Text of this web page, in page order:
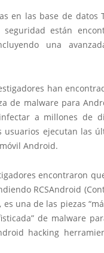
en las base de datos
seguridad están
una
han
de malware para
a millones de
usuarios ejecutan las
Android.
encontraron
RCSAndroid
es una de las piezas
de malware
hacking